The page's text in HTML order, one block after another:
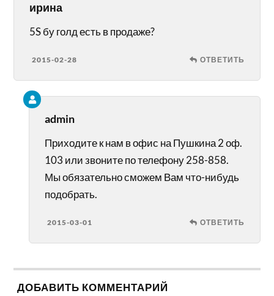
ирина
5S бу голд есть в продаже?
2015-02-28 ОТВЕТИТЬ
admin
Приходите к нам в офис на Пушкина 2 оф.
103 или звоните по телефону 258-858.
Мы обязательно сможем Вам что-нибудь
подобрать.
2015-03-01 ОТВЕТИТЬ
ДОБАВИТЬ КОММЕНТАРИЙ